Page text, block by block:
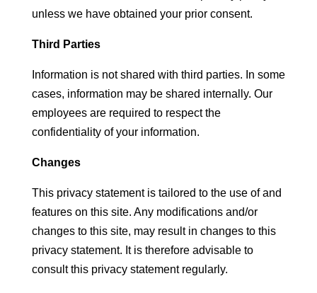
unless we have obtained your prior consent.
Third Parties
Information is not shared with third parties. In some
cases, information may be shared internally. Our
employees are required to respect the
confidentiality of your information.
Changes
This privacy statement is tailored to the use of and
features on this site. Any modifications and/or
changes to this site, may result in changes to this
privacy statement. It is therefore advisable to
consult this privacy statement regularly.